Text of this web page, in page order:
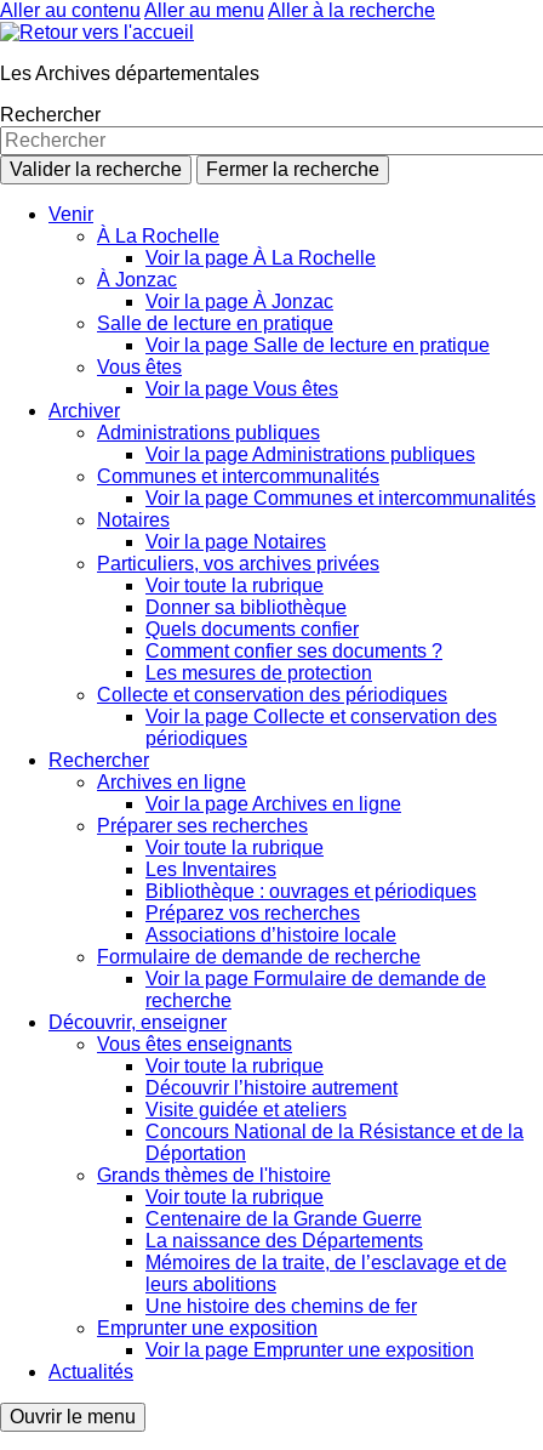
Aller au contenu Aller au menu Aller à la recherche
Les Archives départementales
Rechercher
Valider la recherche Fermer la recherche
Venir
À La Rochelle
Voir la page À La Rochelle
À Jonzac
Voir la page À Jonzac
Salle de lecture en pratique
Voir la page Salle de lecture en pratique
Vous êtes
Voir la page Vous êtes
Archiver
Administrations publiques
Voir la page Administrations publiques
Communes et intercommunalités
Voir la page Communes et intercommunalités
Notaires
Voir la page Notaires
Particuliers, vos archives privées
Voir toute la rubrique
Donner sa bibliothèque
Quels documents confier
Comment confier ses documents ?
Les mesures de protection
Collecte et conservation des périodiques
Voir la page Collecte et conservation des
périodiques
Rechercher
Archives en ligne
Voir la page Archives en ligne
Préparer ses recherches
Voir toute la rubrique
Les Inventaires
Bibliothèque : ouvrages et périodiques
Préparez vos recherches
Associations d’histoire locale
Formulaire de demande de recherche
Voir la page Formulaire de demande de
recherche
Découvrir, enseigner
Vous êtes enseignants
Voir toute la rubrique
Découvrir l’histoire autrement
Visite guidée et ateliers
Concours National de la Résistance et de la
Déportation
Grands thèmes de l'histoire
Voir toute la rubrique
Centenaire de la Grande Guerre
La naissance des Départements
Mémoires de la traite, de l’esclavage et de
leurs abolitions
Une histoire des chemins de fer
Emprunter une exposition
Voir la page Emprunter une exposition
Actualités
Ouvrir le menu